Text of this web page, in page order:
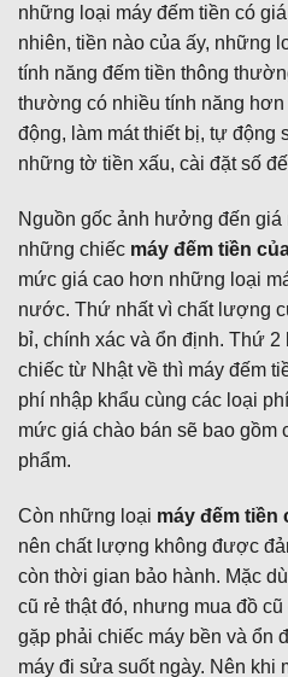
những loại máy đếm tiền có
nhiên, tiền nào của ấy, những
tính năng đếm tiền thông
thường có nhiều tính năng
động, làm mát thiết bị, tự động
những tờ tiền xấu, cài đặt số
Nguồn gốc ảnh hưởng đến
những chiếc máy đếm tiền
mức giá cao hơn những loại
nước. Thứ nhất vì chất lượng
bỉ, chính xác và ổn định. Thứ
chiếc từ Nhật về thì máy đếm
phí nhập khẩu cùng các loại
mức giá chào bán sẽ bao gồm
phẩm.
Còn những loại máy đếm tiền
nên chất lượng không được
còn thời gian bảo hành. Mặc
cũ rẻ thật đó, nhưng mua đồ
gặp phải chiếc máy bền và ổn
máy đi sửa suốt ngày. Nên khi